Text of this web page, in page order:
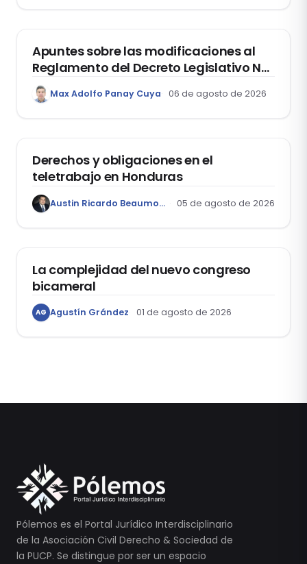
Apuntes sobre las modificaciones al
Reglamento del Decreto Legislativo Nº
1400, que aprueba el Régimen de
Garantía Mobiliaria
Max Adolfo Panay Cuya 06 de agosto de 2026
Derechos y obligaciones en el
teletrabajo en Honduras
Austin Ricardo Beaumont Rivera 05 de agosto de 2026
La complejidad del nuevo congreso
bicameral
AG Agustín Grández 01 de agosto de 2026
Pólemos es el Portal Jurídico Interdisciplinario
de la Asociación Civil Derecho & Sociedad de
la PUCP. Se distingue por ser un espacio